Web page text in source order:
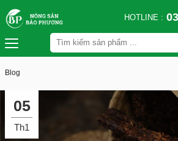
HOTLINE :
Blog
05
Th1